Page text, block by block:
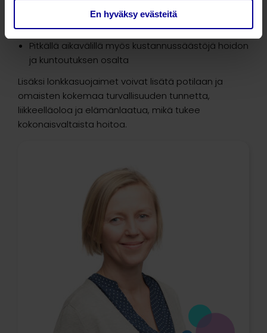
En hyväksy evästeitä
Kivun, komplikaatioiden ja kuolleisuuden riskin
pienentyminen
Pitkällä aikavälillä myös kustannussäästöjä hoidon
ja kuntoutuksen osalta
Lisäksi lonkkasuojaimet voivat lisätä potilaan ja
omaisten kokemaa turvallisuuden tunnetta,
liikkeelläoloa ja elämänlaatua, mikä tukee
kokonaisvaltaista hoitoa.